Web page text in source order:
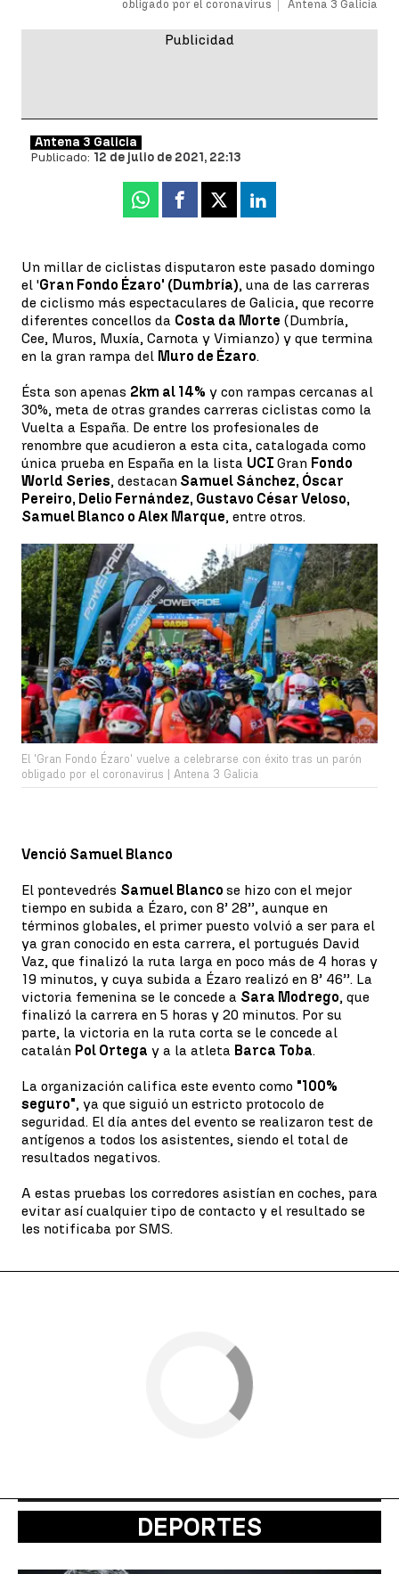
obligado por el coronavirus
Antena 3 Galicia
Antena 3 Galicia
Publicado: 12 de julio de 2021, 22:13
Whatsapp
Facebook
X Linkedin
Un millar de ciclistas disputaron este pasado domingo
el 'Gran Fondo Ézaro' (Dumbría), una de las carreras
de ciclismo más espectaculares de Galicia, que recorre
diferentes concellos da Costa da Morte (Dumbría,
Cee, Muros, Muxía, Carnota y Vimianzo) y que termina
en la gran rampa del Muro de Ézaro.
Ésta son apenas 2km al 14% y con rampas cercanas al
30%, meta de otras grandes carreras ciclistas como la
Vuelta a España. De entre los profesionales de
renombre que acudieron a esta cita, catalogada como
única prueba en España en la lista UCI Gran Fondo
World Series, destacan Samuel Sánchez, Óscar
Pereiro, Delio Fernández, Gustavo César Veloso,
Samuel Blanco o Alex Marque, entre otros.
El 'Gran Fondo Ézaro' vuelve a celebrarse con éxito tras un parón
obligado por el coronavirus | Antena 3 Galicia
Venció Samuel Blanco
El pontevedrés Samuel Blanco se hizo con el mejor
tiempo en subida a Ézaro, con 8’ 28’’, aunque en
términos globales, el primer puesto volvió a ser para el
ya gran conocido en esta carrera, el portugués David
Vaz, que finalizó la ruta larga en poco más de 4 horas y
19 minutos, y cuya subida a Ézaro realizó en 8’ 46’’. La
victoria femenina se le concede a Sara Modrego, que
finalizó la carrera en 5 horas y 20 minutos. Por su
parte, la victoria en la ruta corta se le concede al
catalán Pol Ortega y a la atleta Barca Toba.
La organización califica este evento como "100%
seguro", ya que siguió un estricto protocolo de
seguridad. El día antes del evento se realizaron test de
antígenos a todos los asistentes, siendo el total de
resultados negativos.
A estas pruebas los corredores asistían en coches, para
evitar así cualquier tipo de contacto y el resultado se
les notificaba por SMS.
DEPORTES